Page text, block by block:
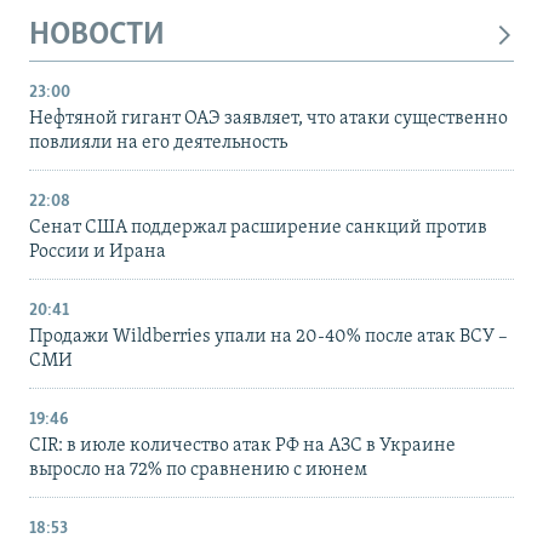
НОВОСТИ
23:00
Нефтяной гигант ОАЭ заявляет, что атаки существенно
повлияли на его деятельность
22:08
Сенат США поддержал расширение санкций против
России и Ирана
20:41
Продажи Wildberries упали на 20-40% после атак ВСУ –
СМИ
19:46
CIR: в июле количество атак РФ на АЗС в Украине
выросло на 72% по сравнению с июнем
18:53